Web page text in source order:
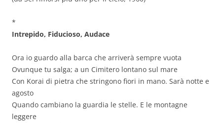
*
Intrepido, Fiducioso, Audace
Ora io guardo alla barca che arriverà sempre vuota
Ovunque tu salga; a un Cimitero lontano sul mare
Con Korai di pietra che stringono fiori in mano. Sarà notte e
agosto
Quando cambiano la guardia le stelle. E le montagne
leggere